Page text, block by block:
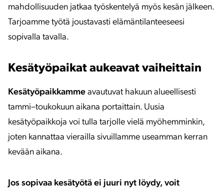
mahdollisuuden jatkaa työskentelyä myös kesän jälkeen.
Tarjoamme työtä joustavasti elämäntilanteeseesi
sopivalla tavalla.
Kesätyöpaikat aukeavat vaiheittain
Kesätyöpaikkamme avautuvat hakuun alueellisesti
tammi–toukokuun aikana portaittain. Uusia
kesätyöpaikkoja voi tulla tarjolle vielä myöhemminkin,
joten kannattaa vierailla sivuillamme useamman kerran
kevään aikana.
Jos sopivaa kesätyötä ei juuri nyt löydy, voit